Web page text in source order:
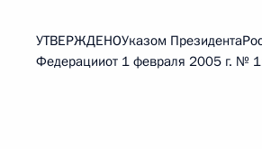
УТВЕРЖДЕНОУказом
Федерацииот 1 февраля 2005 г. №